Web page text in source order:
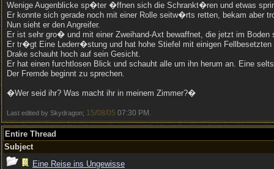
Wenige Augenblicke sp�ter �ffnen sich die Schrankt�ren und etwas
Er konnte sich gerade noch mit einer Rolle seitw�rts retten, bekam aber
Nun sieht er den Angreifer.
Er ist sehr gro� und mit einer Zweihand-Axt bewaffnet, die jetzt im Boden
Er tr�gt Eine Lederr�stung und hat hohe Stiefel mit einigen Fellbesetzten
Drake schauht hoch auf sein Gesicht.
Er hat einen furchtlosen Blick und schauht alle um ihn herum an. Eine
Der Fremde beginnt zu sprechen.
�Wer seid ihr? Was macht ihr in meinem Zimmer?�
Last edited by Skydragon; 15/08/05 07:30 PM
Entire Thread
Subject
Eine Reise ins Ungewisse